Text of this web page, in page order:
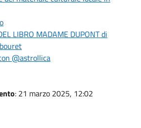
LIBRO MADAME DUPONT di
@astrollica
: 21 marzo 2025, 12:02